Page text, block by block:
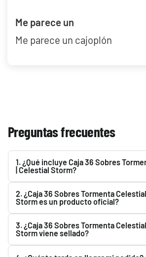
Me parece un
Me parece un cajoplón
Preguntas frecuentes
1. ¿Qué incluye Caja 36 Sobres
| Celestial Storm?
Celestial | Celestial Storm para ver todo
Podrás encontrarlo en el apartado
2. ¿Caja 36 Sobres Tormenta
Storm es un producto oficial?
un producto oficial y Original. En
productos nuevos y originales
nuestros proveedores y distribuidores.
3. ¿Caja 36 Sobres Tormenta
Storm viene sellado?